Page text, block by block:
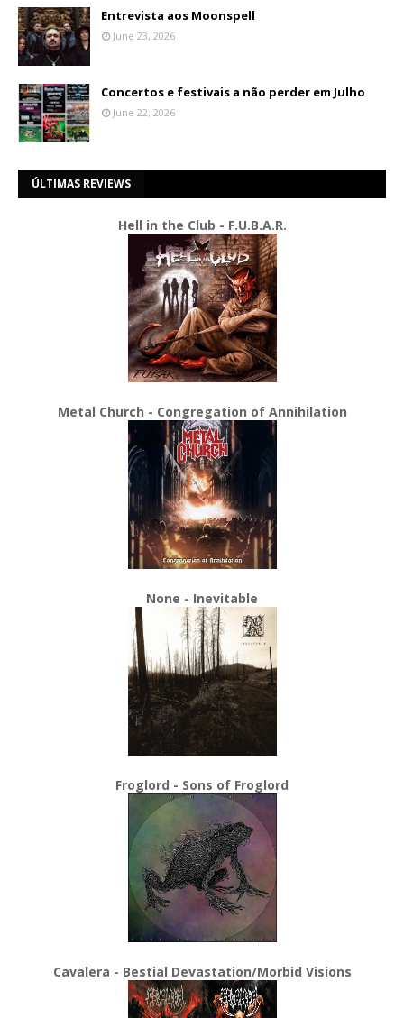
Entrevista aos Moonspell
June 23, 2026
Concertos e festivais a não perder em Julho
June 22, 2026
ÚLTIMAS REVIEWS
Hell in the Club - F.U.B.A.R.
Metal Church - Congregation of Annihilation
None - Inevitable
Froglord - Sons of Froglord
Cavalera - Bestial Devastation/Morbid Visions